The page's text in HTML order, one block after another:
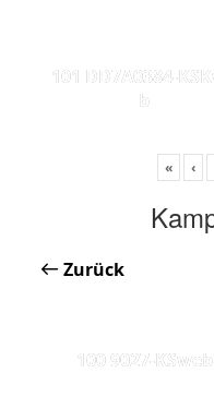
101 DD7A0384-
b
« ‹
Zurück
100 9027-KSweb